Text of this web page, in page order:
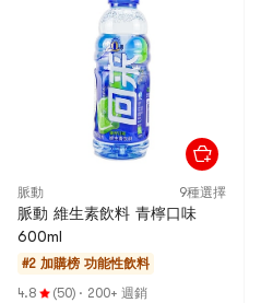
脈動 9種選擇
脈動 維生素飲料 青檸口味
600ml
#2 加購榜 功能性飲料
4.8
(50) · 200+ 週銷